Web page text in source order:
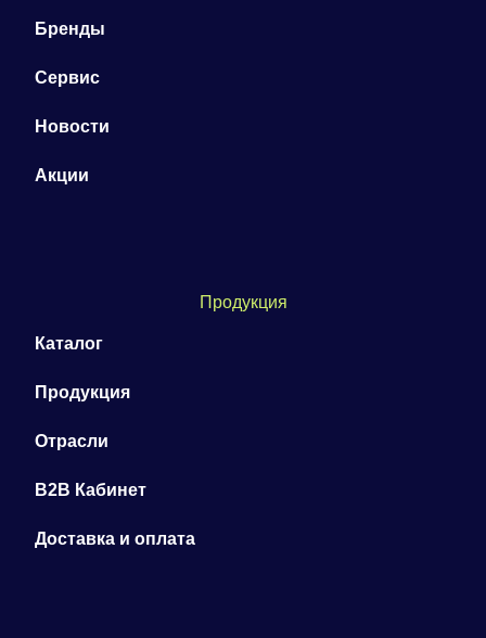
Бренды
Сервис
Новости
Акции
Продукция
Каталог
Продукция
Отрасли
B2B Кабинет
Доставка и оплата